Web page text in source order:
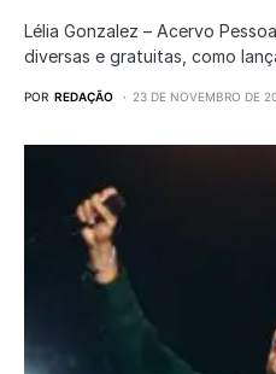
Lélia Gonzalez – Acervo
diversas e gratuitas, como
POR REDAÇÃO 23 DE NOVEMBRO DE